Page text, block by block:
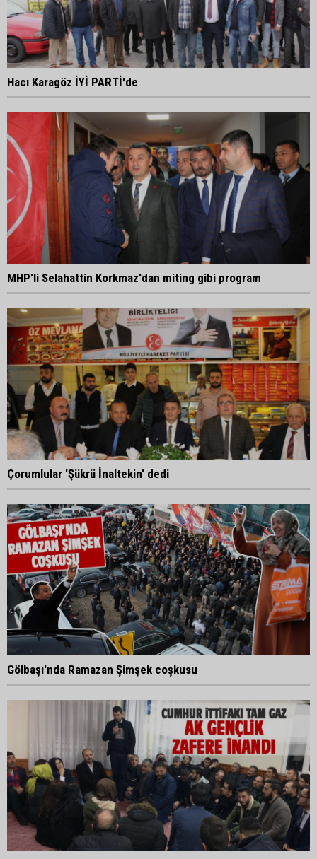
Hacı Karagöz İYİ PARTİ'de
MHP'li Selahattin Korkmaz'dan miting gibi program
Çorumlular 'Şükrü İnaltekin' dedi
Gölbaşı'nda Ramazan Şimşek coşkusu